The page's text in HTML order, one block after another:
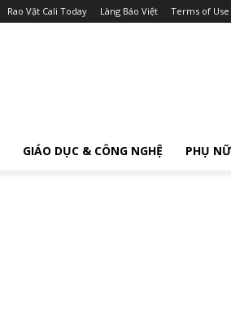
Rao Vặt Cali Today Làng Báo Việt Terms of Use
GIÁO DỤC & CÔNG NGHỆ PHỤ NỮ